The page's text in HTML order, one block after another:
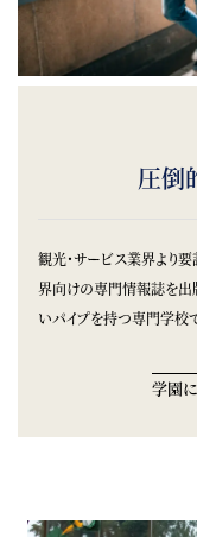
圧倒
観光・サービス業界より
界向けの専門情報誌を出
いパイプを持つ専門学校
学園